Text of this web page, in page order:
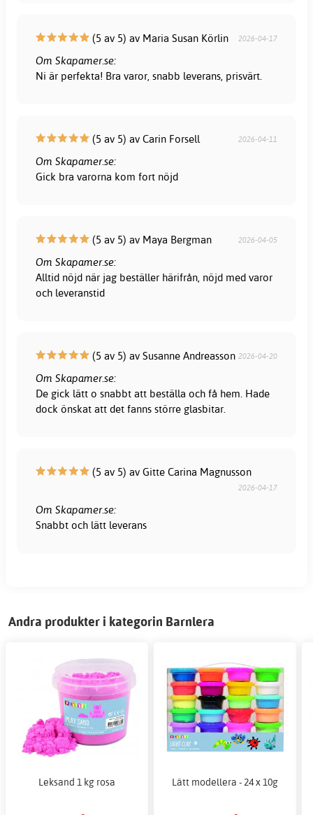
(5 av 5) av Maria Susan Körlin 2026-04-17
Om Skapamer.se:
Ni är perfekta! Bra varor, snabb leverans, prisvärt.
(5 av 5) av Carin Forsell 2026-04-11
Om Skapamer.se:
Gick bra varorna kom fort nöjd
(5 av 5) av Maya Bergman 2026-04-05
Om Skapamer.se:
Alltid nöjd när jag beställer härifrån, nöjd med varor
och leveranstid
(5 av 5) av Susanne Andreasson 2026-04-20
Om Skapamer.se:
De gick lätt o snabbt att beställa och få hem. Hade
dock önskat att det fanns större glasbitar.
(5 av 5) av Gitte Carina Magnusson
2026-04-17
Om Skapamer.se:
Snabbt och lätt leverans
Andra produkter i kategorin Barnlera
Leksand 1 kg rosa Lätt modellera - 24 x 10g